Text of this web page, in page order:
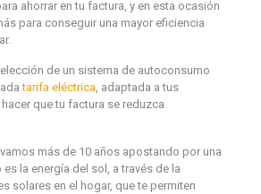
ahorrar en tu factura, y en esta ocasión
para conseguir una mayor eficiencia
de un sistema de autoconsumo
tarifa eléctrica , adaptada a tus
que tu factura se reduzca
más de 10 años apostando por una
la energía del sol, a través de la
solares en el hogar, que te permiten